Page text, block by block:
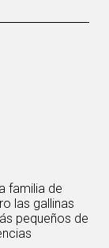
familia de
las gallinas
pequeños de